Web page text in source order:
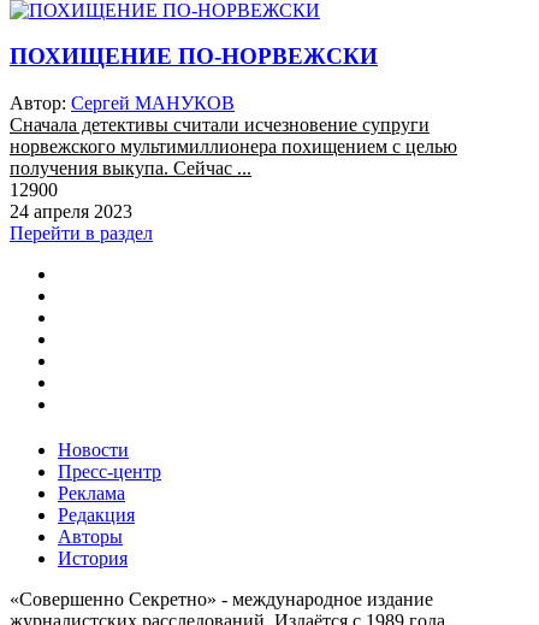
ПОХИЩЕНИЕ ПО-НОРВЕЖСКИ
Автор: Сергей МАНУКОВ
Сначала детективы считали исчезновение супруги
норвежского мультимиллионера похищением с целью
получения выкупа. Сейчас ...
12900
24 апреля 2023
Перейти в раздел
Новости
Пресс-центр
Реклама
Редакция
Авторы
История
«Совершенно Секретно» - международное издание